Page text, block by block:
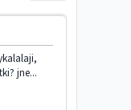
jne...